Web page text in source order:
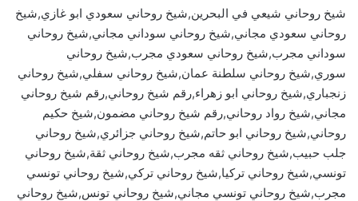
شيخ روحاني شيعي في البحرين,شيخ روحاني سعودي ابو غازي,شيخ
روحاني سعودي مجاني,شيخ روحاني سوداني مجاني,شيخ روحاني
سوداني مجرب,شيخ روحاني سعودي مجرب,شيخ روحاني
سوري,شيخ روحاني سلطنة عمان,شيخ روحاني سفلي,شيخ روحاني
زنجباري,شيخ روحاني ابو زهراء,رقم شيخ روحاني,رقم شيخ روحاني
مجاني,شيخ رواد روحاني,رقم شيخ روحاني مضمون,شيخ حكيم
روحاني,شيخ روحاني ابو حاتم,شيخ روحاني جزائري,شيخ روحاني
جلب حبيب,شيخ روحاني ثقه مجرب,شيخ روحاني ثقة,شيخ روحاني
تونسي,شيخ روحاني تركيا,شيخ روحاني تركي,شيخ روحاني تونسي
مجرب,شيخ روحاني تونسي مجاني,شيخ روحاني تونس,شيخ روحاني